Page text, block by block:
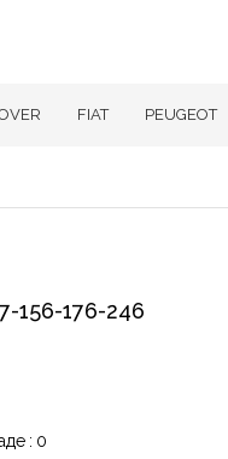
FIAT PEUGEOT
156-176-246
: 0